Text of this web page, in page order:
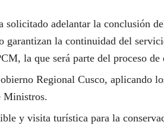
adelantar la conclusión
la continuidad del
la que será parte del proceso de
Regional Cusco, aplicando
Ministros.
y visita turística para la